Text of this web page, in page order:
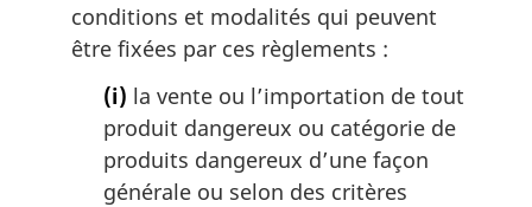
conditions et modalités qui peuvent
être fixées par ces règlements :
(i) la vente ou l’importation de tout
produit dangereux ou catégorie de
produits dangereux d’une façon
générale ou selon des critères